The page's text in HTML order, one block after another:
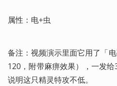
属性：电+虫
备注：视频演示里面它用了「
120，附带麻痹效果），一发
说明这只精灵特攻不低。